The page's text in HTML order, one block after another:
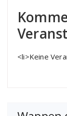
<li>Keine